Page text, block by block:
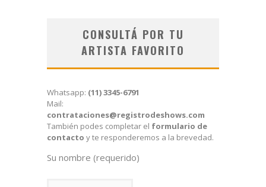
CONSULTÁ POR TU
ARTISTA FAVORITO
Whatsapp: (11) 3345-6791
Mail:
contrataciones@registrodeshows.com
También podes completar el formulario de
contacto y te responderemos a la brevedad.
Su nombre (requerido)